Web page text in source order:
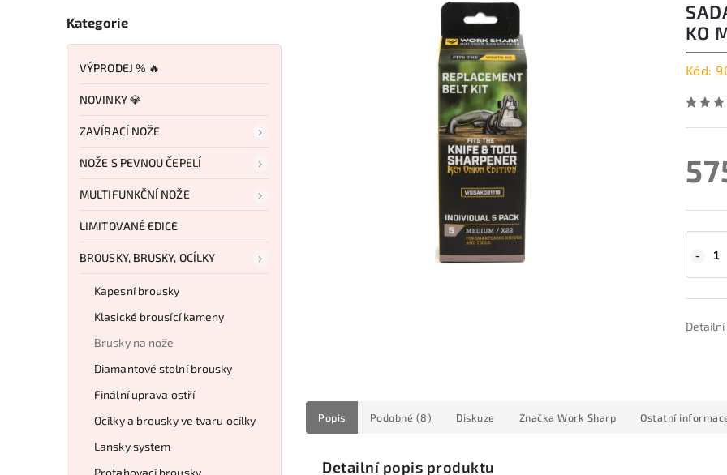
Kategorie
VÝPRODEJ % 🔥
NOVINKY 💎
ZAVÍRACÍ NOŽE
NOŽE S PEVNOU ČEPELÍ
MULTIFUNKČNÍ NOŽE
LIMITOVANÉ EDICE
BROUSKY, BRUSKY, OCÍLKY
Kapesní brousky
Klasické brousící kameny
Brusky na nože
Diamantové stolní brousky
Finální uprava ostří
Ocílky a brousky ve tvaru ocílky
Lansky system
Protahovací brousky
KO
Kód:
Popis Podobné (8) Diskuze Značka Work Sharp Ostatní
Detailní popis produktu